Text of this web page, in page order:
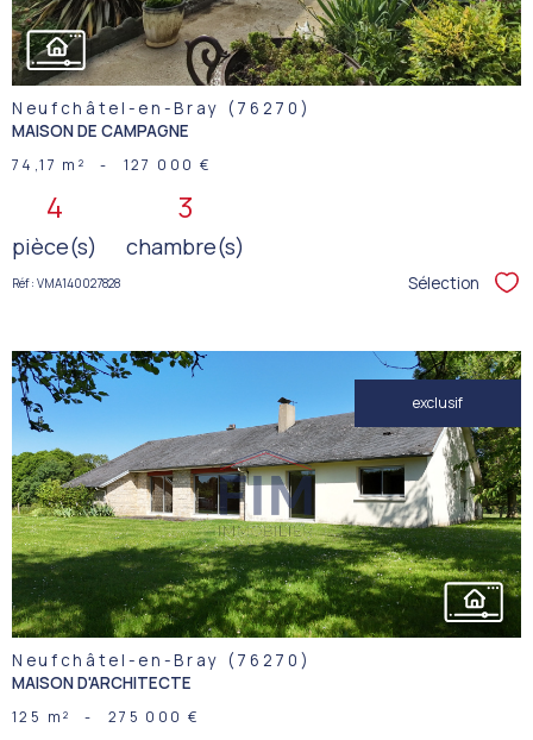
Neufchâtel-en-Bray (76270)
MAISON DE CAMPAGNE
74,17 m² - 127 000 €
4
pièce(s)
3
chambre(s)
Réf : VMA140027828 Sélection
exclusif
VOIR LE
BIEN
Neufchâtel-en-Bray (76270)
MAISON D'ARCHITECTE
125 m² - 275 000 €